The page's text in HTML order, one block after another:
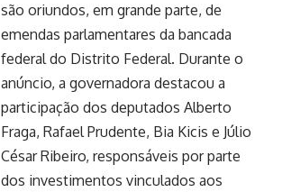
são oriundos, em grande parte, de
emendas parlamentares da bancada
federal do Distrito Federal. Durante o
anúncio, a governadora destacou a
participação dos deputados Alberto
Fraga, Rafael Prudente, Bia Kicis e Júlio
César Ribeiro, responsáveis por parte
dos investimentos vinculados aos